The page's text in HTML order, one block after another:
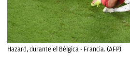
Hazard, durante el Bélgica - Francia. (AFP)